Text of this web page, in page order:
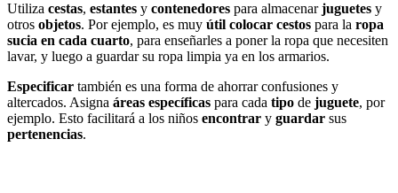
Utiliza cestas, estantes y contenedores para almacenarjuguetes y
otros objetos. Por ejemplo, es muy útil colocar cestos para la ropa
sucia en cada cuarto, para enseñarles a poner la ropa que necesiten
lavar, y luego a guardar su ropa limpia ya en los armarios.
Especificar también es una forma de ahorrar confusiones y
altercados. Asigna áreas específicas para cada tipo de juguete, por
ejemplo. Esto facilitará a los niños encontrar y guardar sus
pertenencias.